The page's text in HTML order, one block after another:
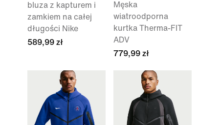
bluza z kapturem i
zamkiem na całej
długości Nike
589,99 zł
Męska
wiatroodporna
kurtka Therma-FIT
ADV
779,99 zł